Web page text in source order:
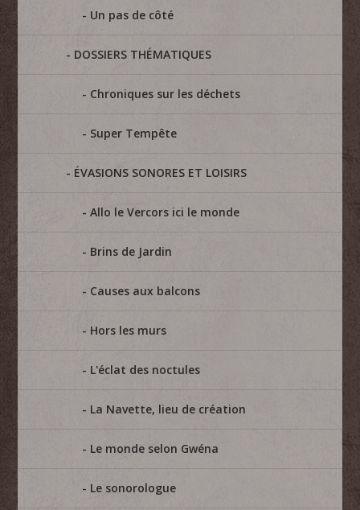
Un pas de côté
DOSSIERS THÉMATIQUES
Chroniques sur les déchets
Super Tempête
ÉVASIONS SONORES ET LOISIRS
Allo le Vercors ici le monde
Brins de Jardin
Causes aux balcons
Hors les murs
L'éclat des noctules
La Navette, lieu de création
Le monde selon Gwéna
Le sonorologue